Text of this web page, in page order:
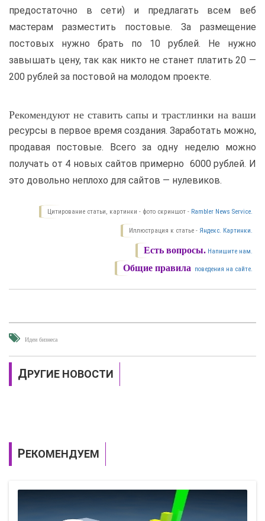
предостаточно в сети) и предлагать всем веб
мастерам разместить постовые. За размещение
постовых нужно брать по 10 рублей. Не нужно
завышать цену, так как никто не станет платить 20 —
200 рублей за постовой на молодом проекте.
Рекомендуют не ставить сапы и трастлинки на ваши
ресурсы в первое время создания. Заработать можно,
продавая постовые. Всего за одну неделю можно
получать от 4 новых сайтов примерно 6000 рублей. И
это довольно неплохо для сайтов — нулевиков.
Цитирование статьи, картинки - фото скриншот - Rambler News Service.
Иллюстрация к статье - Яндекс. Картинки.
Есть вопросы. Напишите нам.
Общие правила поведения на сайте.
Идеи бизнеса
ДРУГИЕ НОВОСТИ
РЕКОМЕНДУЕМ